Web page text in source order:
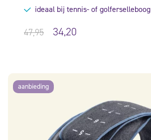
ideaal bij tennis- of golferselleboog
47,95 34,20
aanbieding